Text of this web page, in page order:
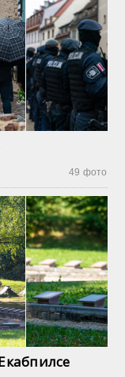
49 фото